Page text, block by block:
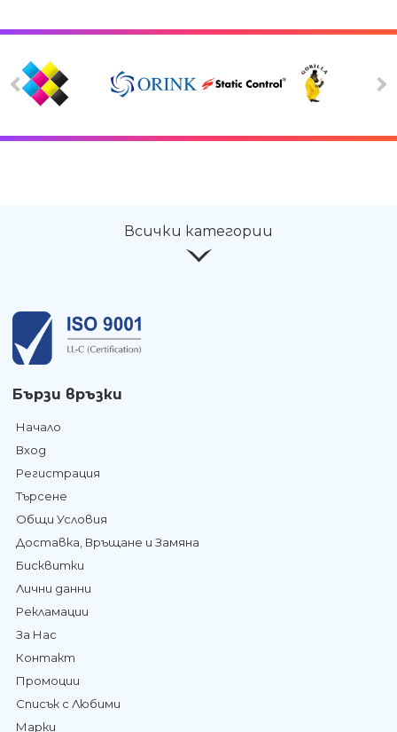
Всички категории
Бързи връзки
Начало
Вход
Регистрация
Търсене
Общи Условия
Доставка, Връщане и Замяна
Бисквитки
Лични данни
Рекламации
За Нас
Контакт
Промоции
Списък с Любими
Марки